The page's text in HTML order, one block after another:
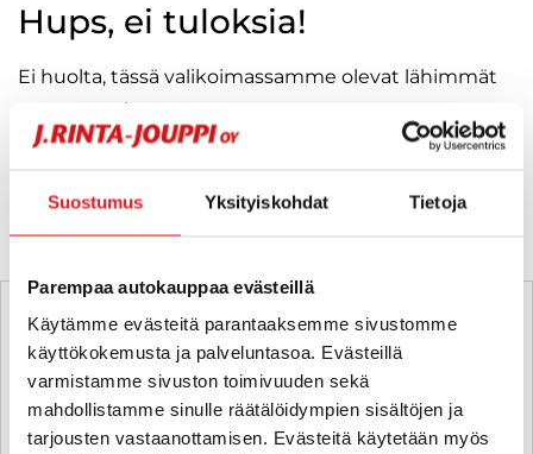
Suostumus Yksityiskohdat Tietoja
Parempaa autokauppaa evästeillä
Käytämme evästeitä parantaaksemme sivustomme
käyttökokemusta ja palveluntasoa. Evästeillä
varmistamme sivuston toimivuuden sekä
mahdollistamme sinulle räätälöidympien sisältöjen ja
tarjousten vastaanottamisen. Evästeitä käytetään myös
Hups, ei tuloksia!
Ei huolta, tässä valikoimassamme olevat lähimmät
vastaavat ajoneuvot.